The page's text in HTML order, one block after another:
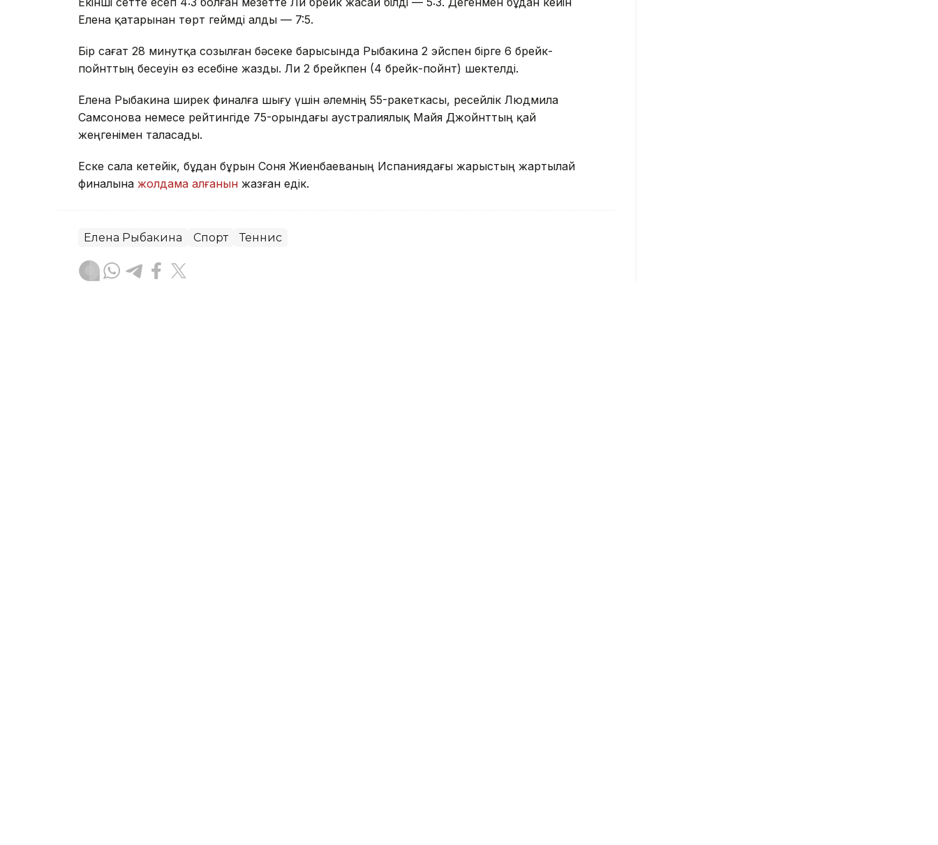
Елена қатарынан төрт геймді алды — 7:5.
Бір сағат 28 минутқа созылған бәсеке барысында Рыбакина 2 эйспен бірге 6 брейк-
пойнттың бесеуін өз есебіне жазды. Ли 2 брейкпен (4 брейк-пойнт) шектелді.
Елена Рыбакина ширек финалға шығу үшін әлемнің 55-ракеткасы, ресейлік Людмила
Самсонова немесе рейтингіде 75-орындағы аустралиялық Майя Джойнттың қай
жеңгенімен таласады.
Еске сала кетейік, бұдан бұрын Соня Жиенбаеваның Испаниядағы жарыстың жартылай
финалына жолдама алғанын жазған едік.
Елена Рыбакина Спорт Теннис